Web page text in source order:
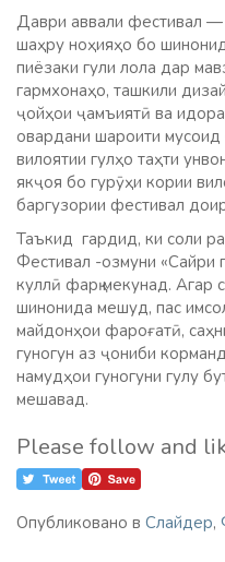
Даври аввали фестивал
шаҳру ноҳияҳо бо
пиёзаки гули лола дар
гармхонаҳо, ташкили
ҷойҳои ҷамъиятӣ ва
овардани шароити
вилоятии гулҳо таҳти
якҷоя бо гурӯҳи кории
баргузории фестивал
Таъкид гардид, ки соли
Фестивал -озмуни «Сайри
куллӣ фарқ мекунад. Агар
шинонида мешуд, пас
майдонҳои фароғатӣ,
гуногун аз ҷониби
намудҳои гуногуни гулу
мешавад.
Please follow and
Опубликовано в Слайдер,